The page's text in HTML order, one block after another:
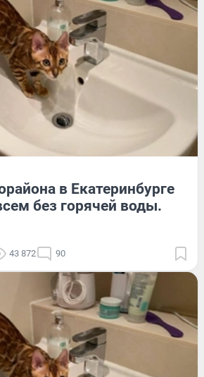
в Екатеринбурге
без горячей воды.
43 872 90